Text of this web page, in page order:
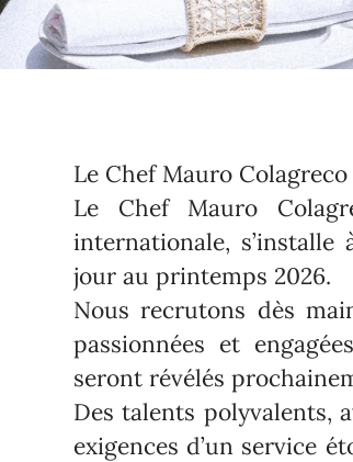
Le Chef Mauro
Le Chef Mauro
internationale,
jour au printemps 2026.
Nous recrutons dès
passionnées et
seront révélés
Des talents polyvalents,
exigences d’un service